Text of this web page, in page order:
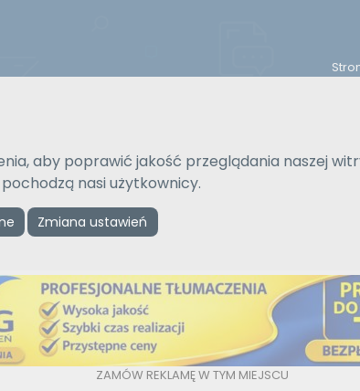
aby poprawić jakość przeglądania naszej
nasi użytkownicy.
Zmiana ustawień
język
Typ tłumaczenia
Pisemne czy ustne
ZAMÓW REKLAMĘ W TYM MIEJSCU